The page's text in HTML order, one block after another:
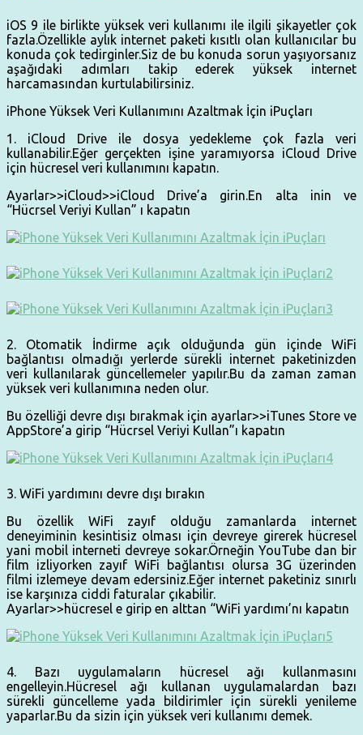
iOS 9 ile birlikte yüksek veri kullanımı ile ilgili şikayetler çok
fazla.Özellikle aylık internet paketi kısıtlı olan kullanıcılar bu
konuda çok tedirginler.Siz de bu konuda sorun yaşıyorsanız
aşağıdaki adımları takip ederek yüksek internet
harcamasından kurtulabilirsiniz.
iPhone Yüksek Veri Kullanımını Azaltmak İçin iPuçları
1. iCloud Drive ile dosya yedekleme çok fazla veri
kullanabilir.Eğer gerçekten işine yaramıyorsa iCloud Drive
için hücresel veri kullanımını kapatın.
Ayarlar>>iCloud>>iCloud Drive’a girin.En alta inin ve
“Hücrsel Veriyi Kullan” ı kapatın
2. Otomatik İndirme açık olduğunda gün içinde WiFi
bağlantısı olmadığı yerlerde sürekli internet paketinizden
veri kullanılarak güncellemeler yapılır.Bu da zaman zaman
yüksek veri kullanımına neden olur.
Bu özelliği devre dışı bırakmak için ayarlar>>iTunes Store ve
AppStore’a girip “Hücrsel Veriyi Kullan”ı kapatın
3. WiFi yardımını devre dışı bırakın
Bu özellik WiFi zayıf olduğu zamanlarda internet
deneyiminin kesintisiz olması için devreye girerek hücresel
yani mobil interneti devreye sokar.Örneğin YouTube dan bir
film izliyorken zayıf WiFi bağlantısı olursa 3G üzerinden
filmi izlemeye devam edersiniz.Eğer internet paketiniz sınırlı
ise karşınıza ciddi faturalar çıkabilir.
Ayarlar>>hücresel e girip en alttan “WiFi yardımı’nı kapatın
4. Bazı uygulamaların hücresel ağı kullanmasını
engelleyin.Hücresel ağı kullanan uygulamalardan bazı
sürekli güncelleme yada bildirimler için sürekli yenileme
yaparlar.Bu da sizin için yüksek veri kullanımı demek.